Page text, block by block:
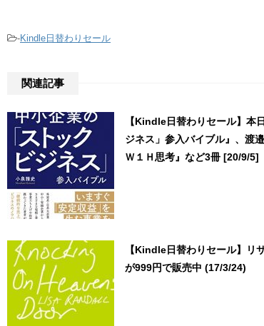
-Kindle日替わりセール
関連記事
【Kindle日替わりセール】本
ジネス」参入バイブル』、渡
Ｗ１Ｈ思考』など3冊 [20/9/5]
【Kindle日替わりセール】リ
が999円で販売中 (17/3/24)